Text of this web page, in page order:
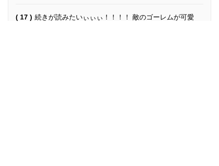
( 17 ) 続きが読みたいぃぃぃ！！！！ 敵のゴーレムが可愛